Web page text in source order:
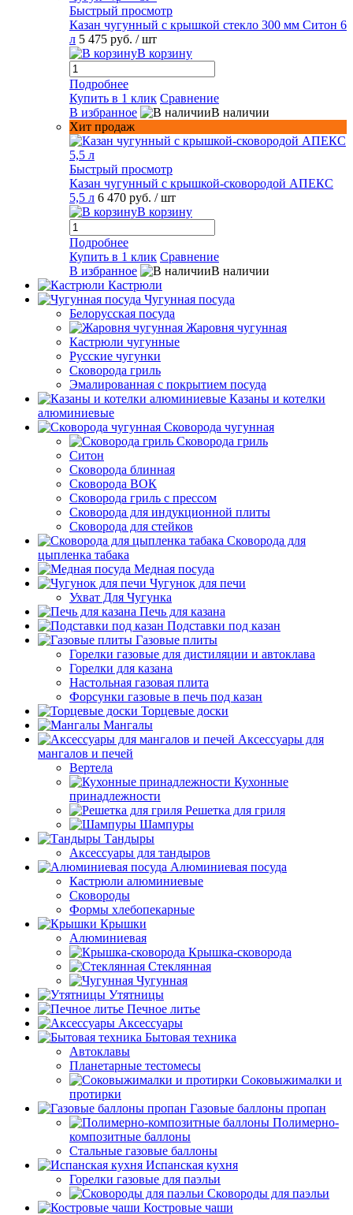
Быстрый просмотр
Казан чугунный с крышкой стекло 300 мм Ситон 6
л 5 475 руб. / шт
В корзину
Подробнее
Купить в 1 клик Сравнение
В избранное
В наличии
Хит продаж
Быстрый просмотр
Казан чугунный с крышкой-сковородой АПЕКС
5,5 л 6 470 руб. / шт
В корзину
Подробнее
Купить в 1 клик Сравнение
В избранное
В наличии
Кастрюли
Чугунная посуда
Белорусская посуда
Жаровня чугунная
Кастрюли чугунные
Русские чугунки
Сковорода гриль
Эмалированная с покрытием посуда
Казаны и котелки
алюминиевые
Сковорода чугунная
Сковорода гриль
Ситон
Сковорода блинная
Сковорода ВОК
Сковорода гриль с прессом
Сковорода для индукционной плиты
Сковорода для стейков
Сковорода для
цыпленка табака
Медная посуда
Чугунок для печи
Ухват Для Чугунка
Печь для казана
Подставки под казан
Газовые плиты
Горелки газовые для дистиляции и автоклава
Горелки для казана
Настольная газовая плита
Форсунки газовые в печь под казан
Торцевые доски
Мангалы
Аксессуары для
мангалов и печей
Вертела
Кухонные
принадлежности
Решетка для гриля
Шампуры
Тандыры
Аксессуары для тандыров
Алюминиевая посуда
Кастрюли алюминиевые
Сковороды
Формы хлебопекарные
Крышки
Алюминиевая
Крышка-сковорода
Стеклянная
Чугунная
Утятницы
Печное литье
Аксессуары
Бытовая техника
Автоклавы
Планетарные тестомесы
Соковыжималки и
протирки
Газовые баллоны пропан
Полимерно-
композитные баллоны
Стальные газовые баллоны
Испанская кухня
Горелки газовые для паэльи
Сковороды для паэльи
Костровые чаши